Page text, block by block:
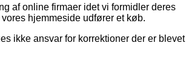
af online firmaer idet vi formidler deres
hjemmeside udfører et køb.
ikke ansvar for korrektioner der er blevet